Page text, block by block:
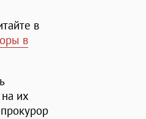
в
в
их